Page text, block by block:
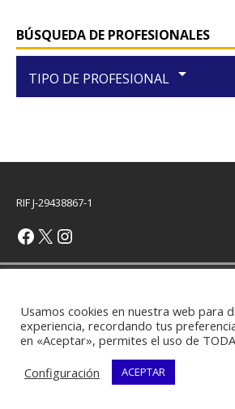
BÚSQUEDA DE PROFESIONALES
TIPO DE PROFESIONAL arrow_drop_down
RIF J-29438867-1
Usamos cookies en nuestra web para
experiencia, recordando tus
en «Aceptar», permites el uso de
Configuración
ACEPTAR